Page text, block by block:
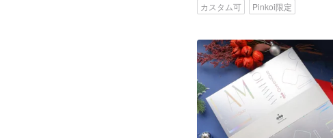
カスタム可 Pinkoi限定